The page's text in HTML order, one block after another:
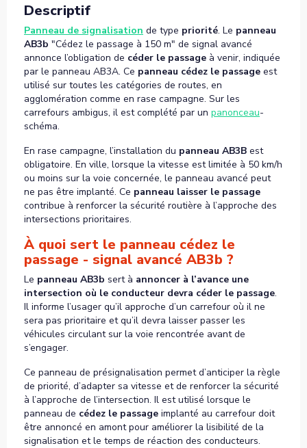
Descriptif
Panneau de signalisation de type priorité. Le panneau
AB3b "Cédez le passage à 150 m" de signal avancé
annonce l’obligation de céder le passage à venir, indiquée
par le panneau AB3A. Ce panneau cédez le passage est
utilisé sur toutes les catégories de routes, en
agglomération comme en rase campagne. Sur les
carrefours ambigus, il est complété par un panonceau-
schéma.
En rase campagne, l’installation du panneau AB3B est
obligatoire. En ville, lorsque la vitesse est limitée à 50 km/h
ou moins sur la voie concernée, le panneau avancé peut
ne pas être implanté. Ce panneau laisser le passage
contribue à renforcer la sécurité routière à l’approche des
intersections prioritaires.
À quoi sert le panneau cédez le
passage - signal avancé AB3b ?
Le panneau AB3b sert à annoncer à l’avance une
intersection où le conducteur devra céder le passage.
Il informe l’usager qu’il approche d’un carrefour où il ne
sera pas prioritaire et qu’il devra laisser passer les
véhicules circulant sur la voie rencontrée avant de
s’engager.
Ce panneau de présignalisation permet d’anticiper la règle
de priorité, d’adapter sa vitesse et de renforcer la sécurité
à l’approche de l’intersection. Il est utilisé lorsque le
panneau de cédez le passage implanté au carrefour doit
être annoncé en amont pour améliorer la lisibilité de la
signalisation et le temps de réaction des conducteurs.